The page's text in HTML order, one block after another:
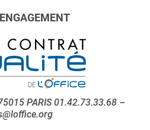
PARIS 01.42.73.33.68 –